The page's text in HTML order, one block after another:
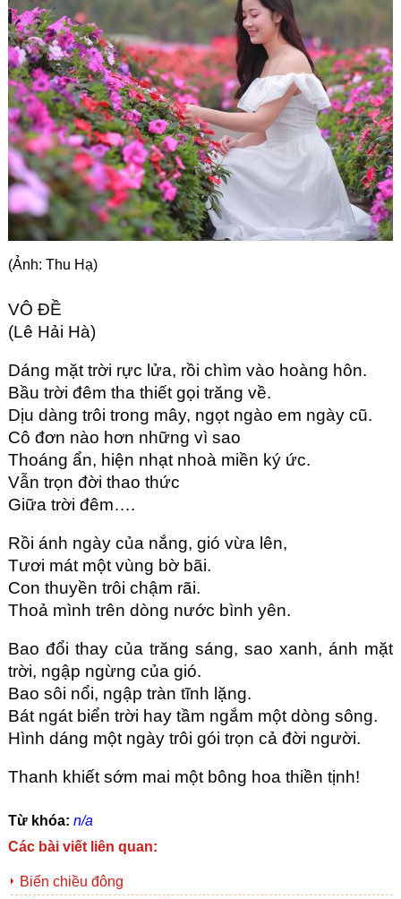
Góc chia sẻ
Liên hệ
Tìm kiếm
(Ảnh: Thu Hạ)
VÔ ĐỀ
(Lê Hải Hà)
Dáng mặt trời rực lửa, rồi chìm vào hoàng hôn.
Bầu trời đêm tha thiết gọi trăng về.
Dịu dàng trôi trong mây, ngọt ngào em ngày cũ.
Cô đơn nào hơn những vì sao
Thoáng ẩn, hiện nhạt nhoà miền ký ức.
Vẫn trọn đời thao thức
Giữa trời đêm….
Rồi ánh ngày của nắng, gió vừa lên,
Tươi mát một vùng bờ bãi.
Con thuyền trôi chậm rãi.
Thoả mình trên dòng nước bình yên.
Bao đổi thay của trăng sáng, sao xanh, ánh mặt
trời, ngập ngừng của gió.
Bao sôi nổi, ngập tràn tĩnh lặng.
Bát ngát biển trời hay tầm ngắm một dòng sông.
Hình dáng một ngày trôi gói trọn cả đời người.
Thanh khiết sớm mai một bông hoa thiền tịnh!
Từ khóa: n/a
Các bài viết liên quan:
Biển chiều đông